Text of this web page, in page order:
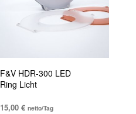
F&V HDR-300 LED
Ring Licht
15,00€ netto/Tag